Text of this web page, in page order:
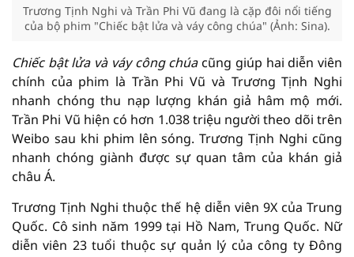
Trương Tịnh Nghi và Trần Phi Vũ đang là cặp đôi nổi tiếng
của bộ phim "Chiếc bật lửa và váy công chúa" (Ảnh: Sina).
Chiếc bật lửa và váy công chúacũng giúp hai diễn viên
chính của phim là Trần Phi Vũ và Trương Tịnh Nghi
nhanh chóng thu nạp lượng khán giả hâm mộ mới.
Trần Phi Vũ hiện có hơn 1.038 triệu người theo dõi trên
Weibo sau khi phim lên sóng. Trương Tịnh Nghi cũng
nhanh chóng giành được sự quan tâm của khán giả
châu Á.
Trương Tịnh Nghi thuộc thế hệ diễn viên 9X của Trung
Quốc. Cô sinh năm 1999 tại Hồ Nam, Trung Quốc. Nữ
diễn viên 23 tuổi thuộc sự quản lý của công ty Đông